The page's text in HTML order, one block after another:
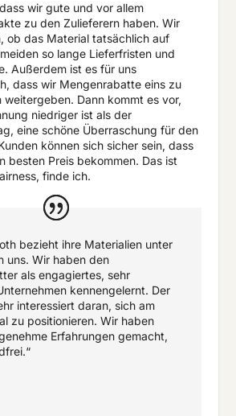
wir gute und vor allem
zu den Zulieferern haben. Wir
ob das Material tatsächlich auf
so lange Lieferfristen und
Außerdem ist es für uns
dass wir Mengenrabatte eins zu
weitergeben. Dann kommt es vor,
niedriger ist als der
eine schöne Überraschung für den
können sich sicher sein, dass
besten Preis bekommen. Das ist
finde ich.
bezieht ihre Materialien unter
uns. Wir haben den
als engagiertes, sehr
kennengelernt. Der
interessiert daran, sich am
zu positionieren. Wir haben
Erfahrungen gemacht,